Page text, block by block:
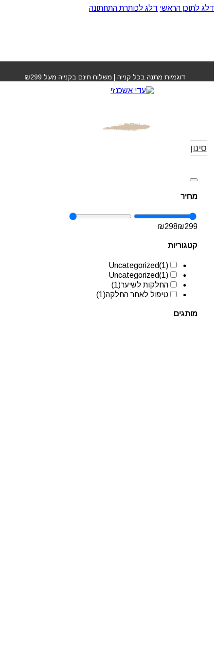
דלג לתוכן הראשי דלג לכותרת התחתונה
דוגמיות מתנה בכל קנייה | משלוח חינם בקנייה מעל ₪299
Brazilian Secrets
סינון
מחיר
₪298₪299
קטגוריות
Uncategorized(1)
Uncategorized(1)
החלקות לשיער(1)
טיפול לאחר החלקה(1)
מותגים